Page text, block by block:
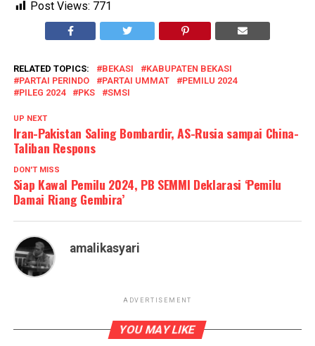
Post Views: 771
RELATED TOPICS: BEKASI
KABUPATEN BEKASI
PARTAI PERINDO
PARTAI UMMAT
PEMILU 2024
PILEG 2024
PKS SMSI
UP NEXT
Iran-Pakistan Saling Bombardir, AS-Rusia sampai China-
Taliban Respons
DON'T MISS
Siap Kawal Pemilu 2024, PB SEMMI Deklarasi ‘Pemilu
Damai Riang Gembira’
amalikasyari
ADVERTISEMENT
YOU MAY LIKE